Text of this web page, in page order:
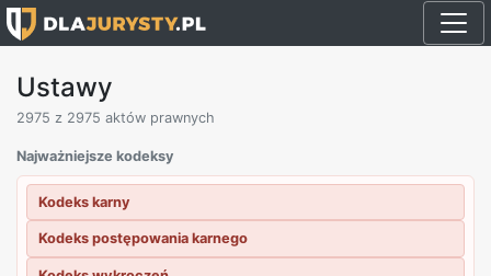
Ustawy
2975 z 2975 aktów prawnych
Najważniejsze kodeksy
Kodeks karny
Kodeks postępowania karnego